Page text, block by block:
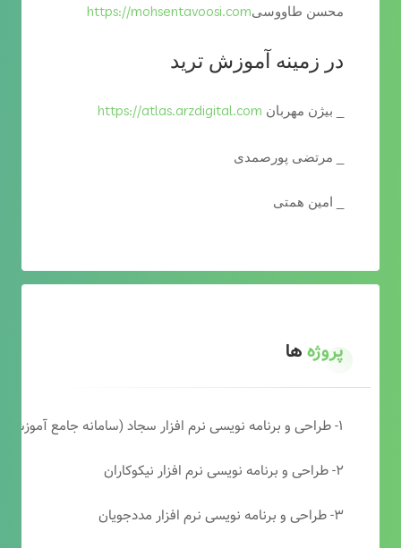
محسن طاووسیhttps://mohsentavoosi.com
در زمینه آموزش ترید
_ بیژن مهربان https://atlas.arzdigital.com
_ مرتضی پورصمدی
_ امین همتی
پروژهها
۱- طراحی و برنامه نویسی نرم افزار سجاد (سامانه جامع آموزشی دارالقرآن)
۲- طراحی و برنامه نویسی نرم افزار نیکوکاران
۳- طراحی و برنامه نویسی نرم افزار مددجویان